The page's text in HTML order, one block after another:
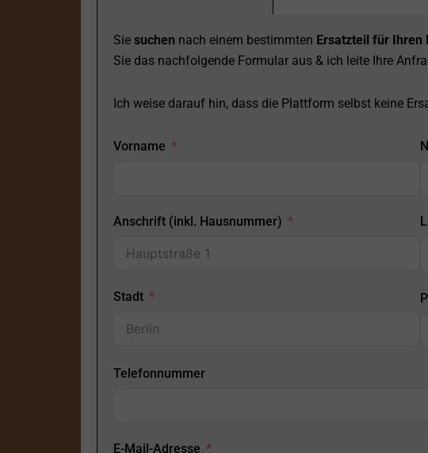
Sie suchen nach einem bestimmten Ersatzteil für Ihren
Sie das nachfolgende Formular aus & ich leite Ihre
Ich weise darauf hin, dass die Plattform selbst keine
Vorname
Anschrift (inkl. Hausnummer)
Stadt
Telefonnummer
E-Mail-Adresse